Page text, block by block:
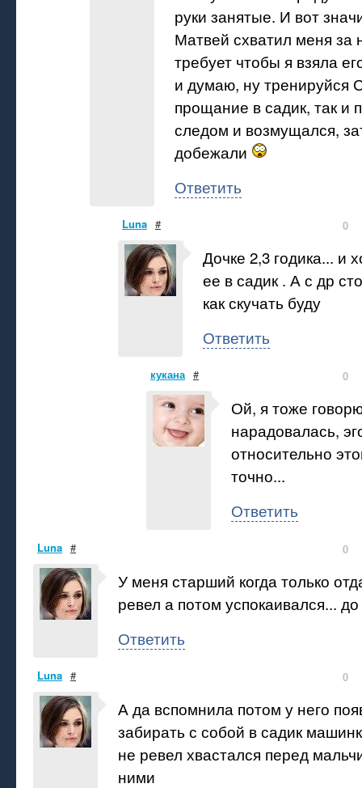
руки занятые. И вот
Матвей схватил меня за
требует чтобы я взяла
и думаю, ну тренируйся
прощание в садик, так и
следом и возмущался,
добежали
Ответить
Luna # 0
Дочке 2,3 годика... и
ее в садик . А с др
как скучать буду
Ответить
кукана # 0
Ой, я тоже
нарадовалась,
относительно
точно...
Ответить
Luna # 0
У меня старший когда только
ревел а потом успокаивался...
Ответить
Luna # 0
А да вспомнила потом у него
забирать с собой в садик
не ревел хвастался перед
ними